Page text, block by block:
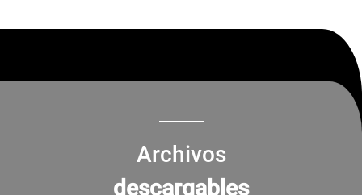
Archivos
descargables